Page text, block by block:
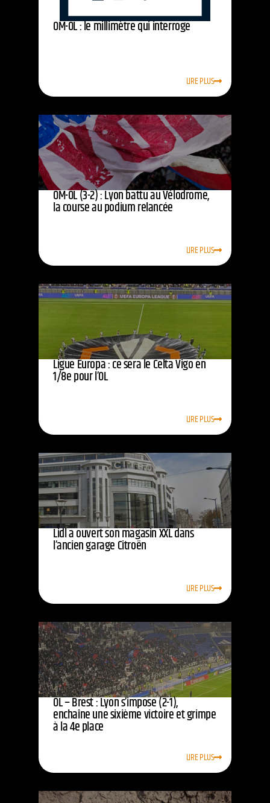
OM-OL : le millimètre qui interroge
LIRE PLUS
OM-OL (3-2) : Lyon battu au Vélodrome,
la course au podium relancée
LIRE PLUS
Ligue Europa : ce sera le Celta Vigo en
1/8e pour l’OL
LIRE PLUS
Lidl a ouvert son magasin XXL dans
l’ancien garage Citroën
LIRE PLUS
OL – Brest : Lyon s’impose (2-1),
enchaîne une sixième victoire et grimpe
à la 4e place
LIRE PLUS